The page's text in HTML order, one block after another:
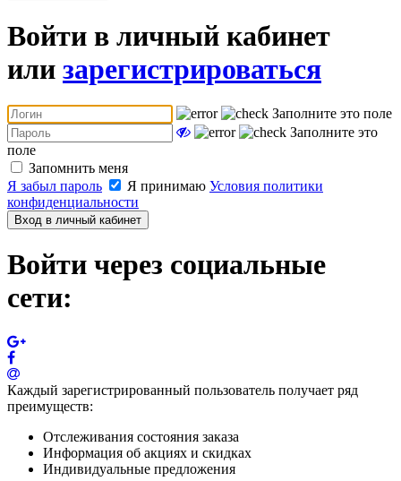
Войти в личный кабинет
или зарегистрироваться
Заполните это поле
Заполните это
поле
Запомнить меня
Я забыл пароль
Я принимаю Условия политики
конфиденциальности
Вход в личный кабинет
Войти через социальные
сети:
Каждый зарегистрированный пользователь получает ряд
преимуществ:
Отслеживания состояния заказа
Информация об акциях и скидках
Индивидуальные предложения